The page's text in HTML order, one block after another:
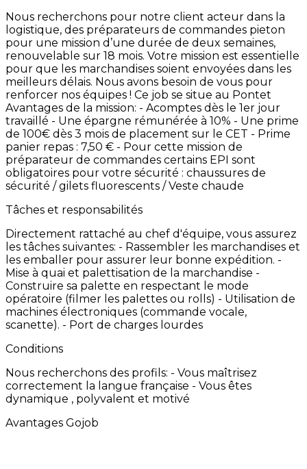
Nous recherchons pour notre client acteur dans la
logistique, des préparateurs de commandes pieton
pour une mission d’une durée de deux semaines,
renouvelable sur 18 mois. Votre mission est essentielle
pour que les marchandises soient envoyées dans les
meilleurs délais. Nous avons besoin de vous pour
renforcer nos équipes ! Ce job se situe au Pontet
Avantages de la mission: - Acomptes dès le 1er jour
travaillé - Une épargne rémunérée à 10% - Une prime
de 100€ dès 3 mois de placement sur le CET - Prime
panier repas : 7,50 € - Pour cette mission de
préparateur de commandes certains EPI sont
obligatoires pour votre sécurité : chaussures de
sécurité /gilets fluorescents /Veste chaude
Tâches et responsabilités
Directement rattaché au chef d'équipe, vous assurez
les tâches suivantes: - Rassembler les marchandises et
les emballer pour assurer leur bonne expédition. -
Mise à quai et palettisation de la marchandise -
Construire sa palette en respectant le mode
opératoire (filmer les palettes ou rolls) - Utilisation de
machines électroniques (commande vocale,
scanette). - Port de charges lourdes
Conditions
Nous recherchons des profils: - Vous maîtrisez
correctement la langue française - Vous êtes
dynamique , polyvalent et motivé
Avantages Gojob